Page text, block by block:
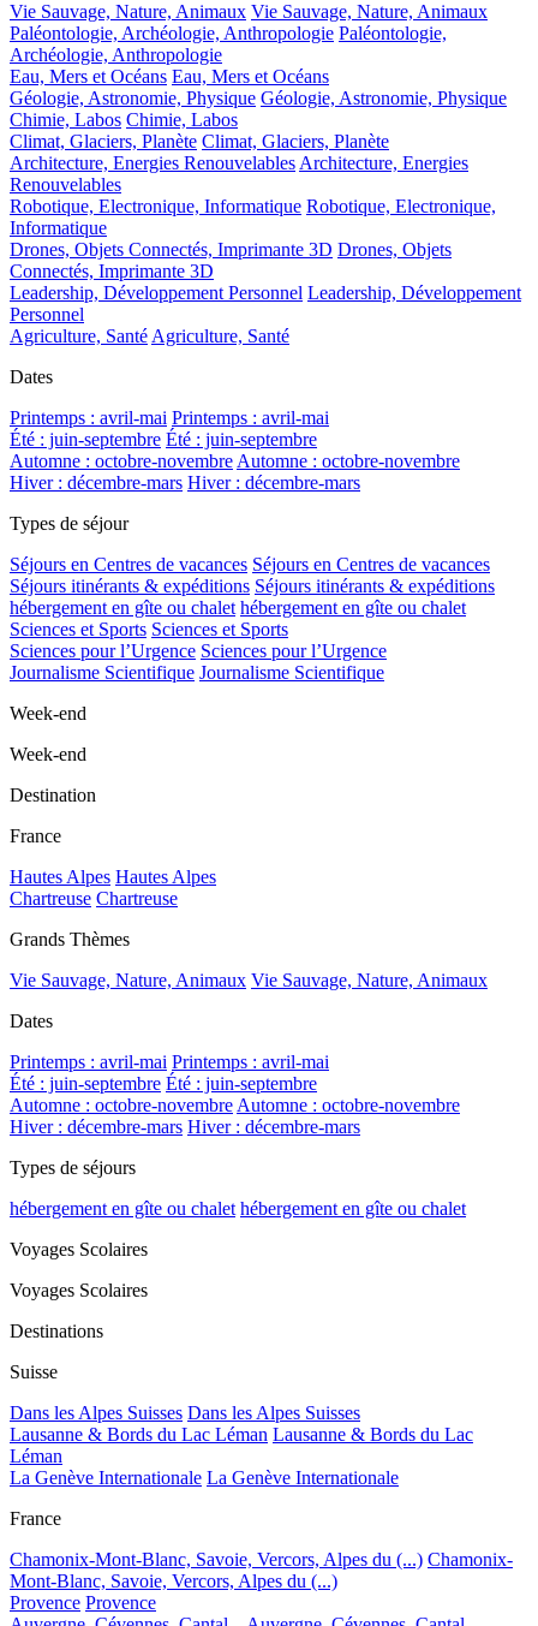
Vie Sauvage, Nature, Animaux Vie Sauvage, Nature, Animaux
Paléontologie, Archéologie, Anthropologie Paléontologie,
Archéologie, Anthropologie
Eau, Mers et Océans Eau, Mers et Océans
Géologie, Astronomie, Physique Géologie, Astronomie, Physique
Chimie, Labos Chimie, Labos
Climat, Glaciers, Planète Climat, Glaciers, Planète
Architecture, Energies RenouvelablesArchitecture, Energies
Renouvelables
Robotique, Electronique, Informatique Robotique, Electronique,
Informatique
Drones, Objets Connectés, Imprimante 3D Drones, Objets
Connectés, Imprimante 3D
Leadership, Développement Personnel Leadership, Développement
Personnel
Agriculture, SantéAgriculture, Santé
Dates
Printemps : avril-mai Printemps : avril-mai
Été : juin-septembre Été : juin-septembre
Automne : octobre-novembreAutomne : octobre-novembre
Hiver : décembre-mars Hiver : décembre-mars
Types de séjour
Séjours en Centres de vacances Séjours en Centres de vacances
Séjours itinérants & expéditions Séjours itinérants & expéditions
hébergement en gîte ou chalet hébergement en gîte ou chalet
Sciences et Sports Sciences et Sports
Sciences pour l’Urgence Sciences pour l’Urgence
Journalisme Scientifique Journalisme Scientifique
Week-end
Week-end
Destination
France
Hautes Alpes Hautes Alpes
Chartreuse Chartreuse
Grands Thèmes
Vie Sauvage, Nature, Animaux Vie Sauvage, Nature, Animaux
Dates
Printemps : avril-mai Printemps : avril-mai
Été : juin-septembre Été : juin-septembre
Automne : octobre-novembreAutomne : octobre-novembre
Hiver : décembre-mars Hiver : décembre-mars
Types de séjours
hébergement en gîte ou chalet hébergement en gîte ou chalet
Voyages Scolaires
Voyages Scolaires
Destinations
Suisse
Dans les Alpes Suisses Dans les Alpes Suisses
Lausanne & Bords du Lac Léman Lausanne & Bords du Lac
Léman
La Genève Internationale La Genève Internationale
France
Chamonix-Mont-Blanc, Savoie, Vercors, Alpes du (...) Chamonix-
Mont-Blanc, Savoie, Vercors, Alpes du (...)
Provence Provence